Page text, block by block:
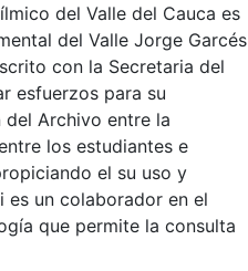
del Valle del Cauca es
del Valle Jorge Garcés
con la Secretaria del
esfuerzos para su
Archivo entre la
los estudiantes e
el su uso y
es un colaborador en el
que permite la consulta